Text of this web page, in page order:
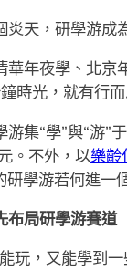
炎天，研學游成
華年夜學、北京
時光，就有行
游集“學”與“游”
。不外，以樂齡
研學游若何進一
布局研學游賽道
玩，又能學到